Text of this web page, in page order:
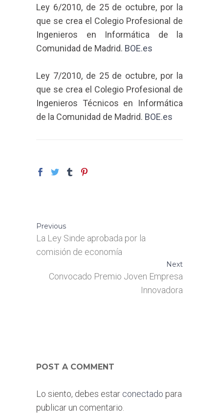
Ley 6/2010, de 25 de octubre, por la
que se crea el Colegio Profesional de
Ingenieros en Informática de la
Comunidad de Madrid. BOE.es
Ley 7/2010, de 25 de octubre, por la
que se crea el Colegio Profesional de
Ingenieros Técnicos en Informática
de la Comunidad de Madrid. BOE.es
Previous
La Ley Sinde aprobada por la
comisión de economía
Next
Convocado Premio Joven Empresa
Innovadora
POST A COMMENT
Lo siento, debes estar conectado para
publicar un comentario.